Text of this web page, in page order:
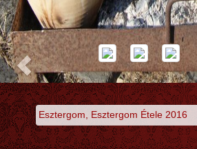
Esztergom, Esztergom Étele 2016